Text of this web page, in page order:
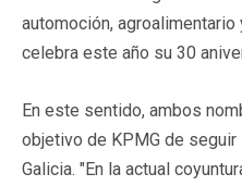
automoción,
celebra este año su 30
En este sentido, ambos
objetivo de KPMG de
Galicia. "En la actual